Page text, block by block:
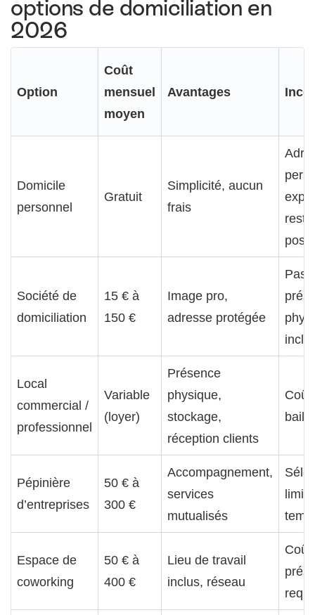
options de domiciliation en
2026
Option
Coût
mensuel
moyen
Avantages
Domicile
personnel
Gratuit
Simplicité, aucun
frais
Société de
domiciliation
15 € à
150 €
Image pro,
adresse protégée
Pas
Local
commercial /
professionnel
Variable
(loyer)
Présence
physique,
stockage,
réception clients
Coût
bail
Pépinière
d’entreprises
50 € à
300 €
Accompagnement,
services
mutualisés
Espace de
coworking
50 € à
400 €
Lieu de travail
inclus, réseau
Coût